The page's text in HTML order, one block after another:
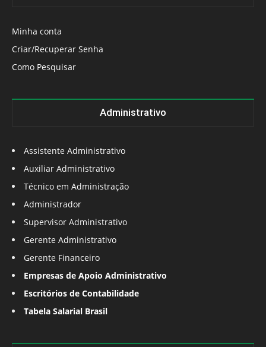
Minha conta
Criar/Recuperar Senha
Como Pesquisar
Administrativo
Assistente Administrativo
Auxiliar Administrativo
Técnico em Administração
Administrador
Supervisor Administrativo
Gerente Administrativo
Gerente Financeiro
Empresas de Apoio Administrativo
Escritórios de Contabilidade
Tabela Salarial Brasil